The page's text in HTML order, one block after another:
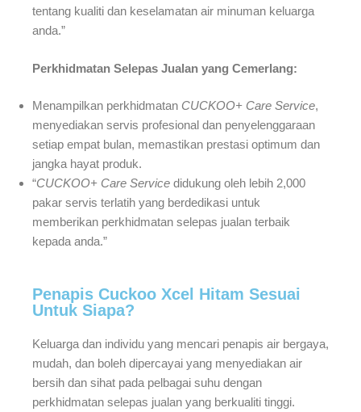
tentang kualiti dan keselamatan air minuman keluarga
anda.”
Perkhidmatan Selepas Jualan yang Cemerlang:
Menampilkan perkhidmatan CUCKOO+ Care Service,
menyediakan servis profesional dan penyelenggaraan
setiap empat bulan, memastikan prestasi optimum dan
jangka hayat produk.
“CUCKOO+ Care Service didukung oleh lebih 2,000
pakar servis terlatih yang berdedikasi untuk
memberikan perkhidmatan selepas jualan terbaik
kepada anda.”
Penapis Cuckoo Xcel Hitam Sesuai
Untuk Siapa?
Keluarga dan individu yang mencari penapis air bergaya,
mudah, dan boleh dipercayai yang menyediakan air
bersih dan sihat pada pelbagai suhu dengan
perkhidmatan selepas jualan yang berkualiti tinggi.